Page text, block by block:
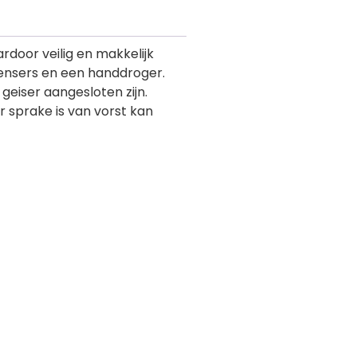
veilig en makkelijk
en een handdroger.
aangesloten zijn.
sprake is van vorst kan